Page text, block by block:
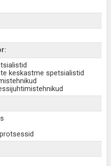
keskastme spetsialistid